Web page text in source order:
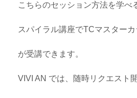
こちらのセッション方法を学べ
スパイラル講座でTCマスター
が受講できます。
VIVI AN では、随時リクエスト